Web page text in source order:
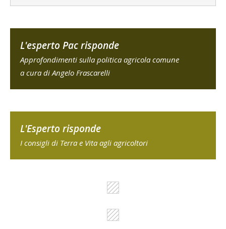
L'esperto Pac risponde
Approfondimenti sulla politica agricola comune
a cura di Angelo Frascarelli
L'Esperto risponde
I consigli di Terra e Vita agli agricoltori